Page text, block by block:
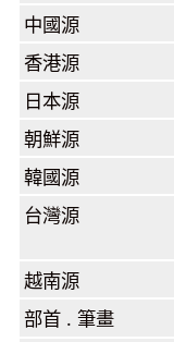
中國源
香港源
日本源
朝鮮源
韓國源
台灣源
越南源
部首 . 筆畫